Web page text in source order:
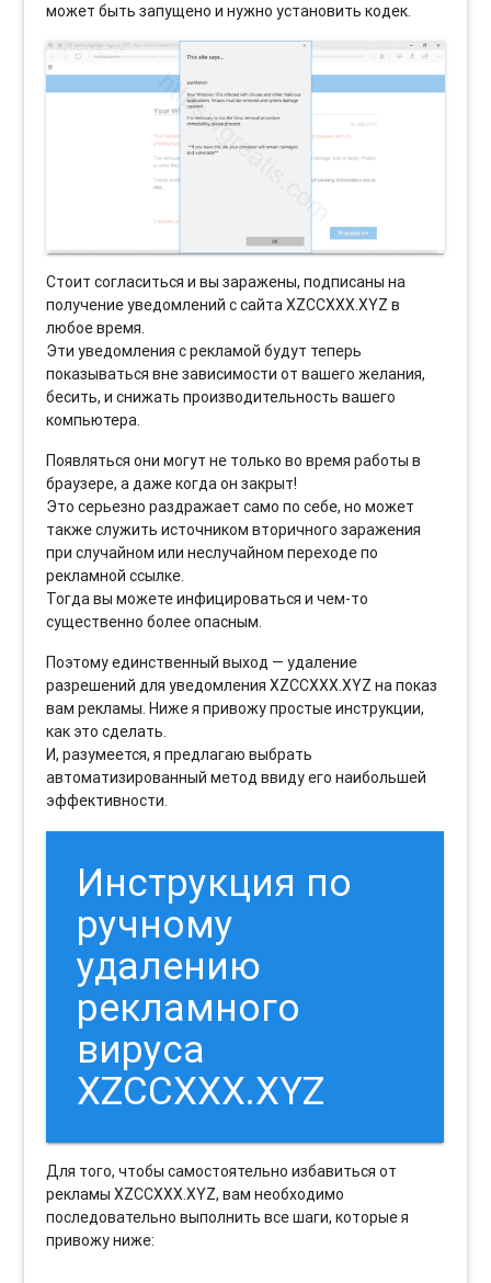
может быть запущено и нужно установить кодек.
Стоит согласиться и вы заражены, подписаны на
получение уведомлений с сайта XZCCXXX.XYZ в
любое время.
Эти уведомления с рекламой будут теперь
показываться вне зависимости от вашего желания,
бесить, и снижать производительность вашего
компьютера.
Появляться они могут не только во время работы в
браузере, а даже когда он закрыт!
Это серьезно раздражает само по себе, но может
также служить источником вторичного заражения
при случайном или неслучайном переходе по
рекламной ссылке.
Тогда вы можете инфицироваться и чем-то
существенно более опасным.
Поэтому единственный выход — удаление
разрешений для уведомления XZCCXXX.XYZ на показ
вам рекламы. Ниже я привожу простые инструкции,
как это сделать.
И, разумеется, я предлагаю выбрать
автоматизированный метод ввиду его наибольшей
эффективности.
Инструкция по
ручному
удалению
рекламного
вируса
XZCCXXX.XYZ
Для того, чтобы самостоятельно избавиться от
рекламы XZCCXXX.XYZ, вам необходимо
последовательно выполнить все шаги, которые я
привожу ниже: